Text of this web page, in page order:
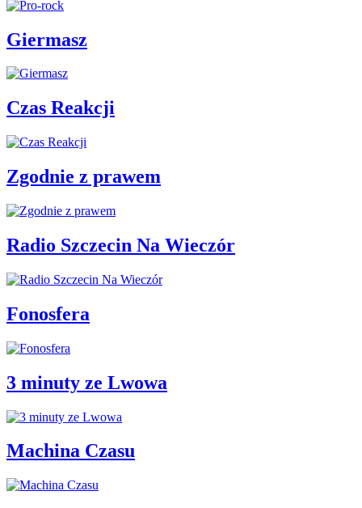
Giermasz
Czas Reakcji
Zgodnie z prawem
Radio Szczecin Na Wieczór
Fonosfera
3 minuty ze Lwowa
Machina Czasu